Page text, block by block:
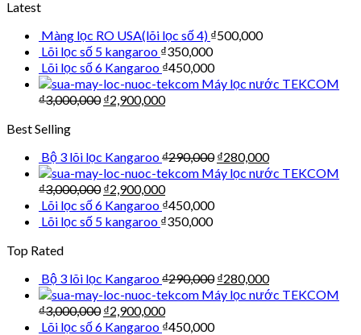
Latest
Màng lọc RO USA(lõi lọc số 4) ₫500,000
Lõi lọc số 5 kangaroo ₫350,000
Lõi lọc số 6 Kangaroo ₫450,000
Máy lọc nước TEKCOM
₫3,000,000 ₫2,900,000
Best Selling
Bộ 3 lõi lọc Kangaroo₫290,000 ₫280,000
Máy lọc nước TEKCOM
₫3,000,000 ₫2,900,000
Lõi lọc số 6 Kangaroo ₫450,000
Lõi lọc số 5 kangaroo ₫350,000
Top Rated
Bộ 3 lõi lọc Kangaroo₫290,000 ₫280,000
Máy lọc nước TEKCOM
₫3,000,000 ₫2,900,000
Lõi lọc số 6 Kangaroo ₫450,000